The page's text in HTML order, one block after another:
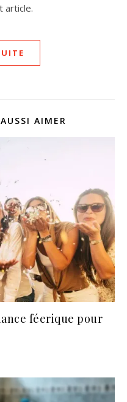
article.
AIMER
féerique pour